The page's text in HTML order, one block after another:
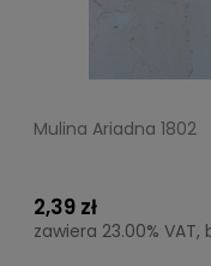
Mulina Ariadna 1802
2,39 zł
zawiera 23.00%